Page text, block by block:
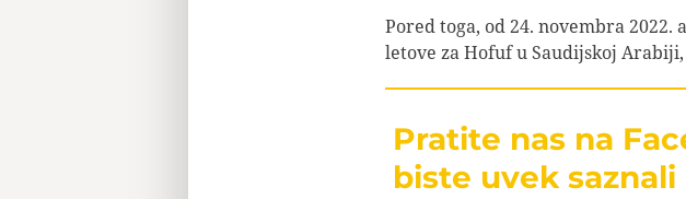
Pored toga, od 24. novembra
letove za Hofuf u Saudijskoj
Pratite nas na
biste uvek